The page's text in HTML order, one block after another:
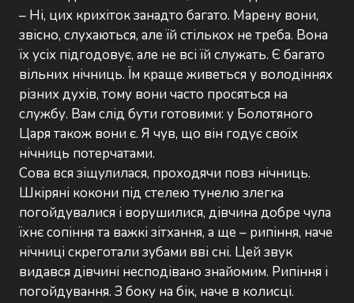
– Ні, цих крихіток занадто багато. Марену вони,
звісно, слухаються, але їй стількох не треба. Вона
їх усіх підгодовує, але не всі їй служать. Є багато
вільних нічниць. Їм краще живеться у володіннях
різних духів, тому вони часто просяться на
службу. Вам слід бути готовими: у Болотяного
Царя також вони є. Я чув, що він годує своїх
нічниць потерчатами.
Сова вся зіщулилася, проходячи повз нічниць.
Шкіряні кокони під стелею тунелю злегка
погойдувалися і ворушилися, дівчина добре чула
їхнє сопіння та важкі зітхання, а ще – рипіння, наче
нічниці скреготали зубами вві сні. Цей звук
видався дівчині несподівано знайомим. Рипіння і
погойдування. З боку на бік, наче в колисці.